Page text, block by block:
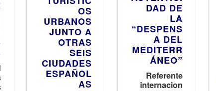
DESTINOS
TURÍSTIC
OS
URBANOS
JUNTO A
OTRAS
SEIS
CIUDADES
2026 LA
AUTENTICI
DAD DE
LA
“DESPENS
A DEL
MEDITERR
ÁNEO”